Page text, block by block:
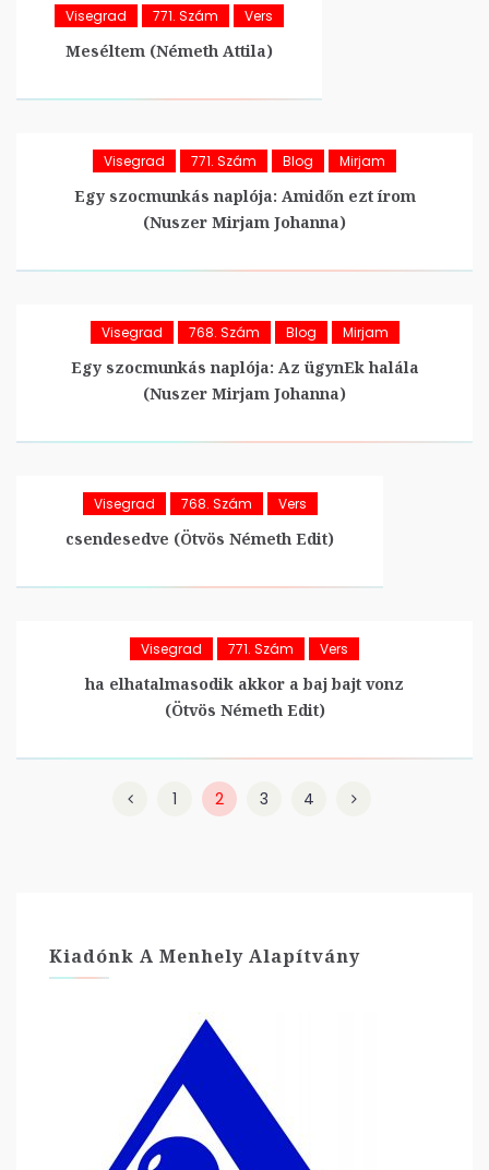
Visegrad 771. Szám Vers
Meséltem (Németh Attila)
Visegrad 771. Szám Blog Mirjam
Egy szocmunkás naplója: Amidőn ezt írom
(Nuszer Mirjam Johanna)
Visegrad 768. Szám Blog Mirjam
Egy szocmunkás naplója: Az ügynEk halála
(Nuszer Mirjam Johanna)
Visegrad 768. Szám Vers
csendesedve (Ötvös Németh Edit)
Visegrad 771. Szám Vers
ha elhatalmasodik akkor a baj bajt vonz
(Ötvös Németh Edit)
1 2 3 4
Kiadónk A Menhely Alapítvány